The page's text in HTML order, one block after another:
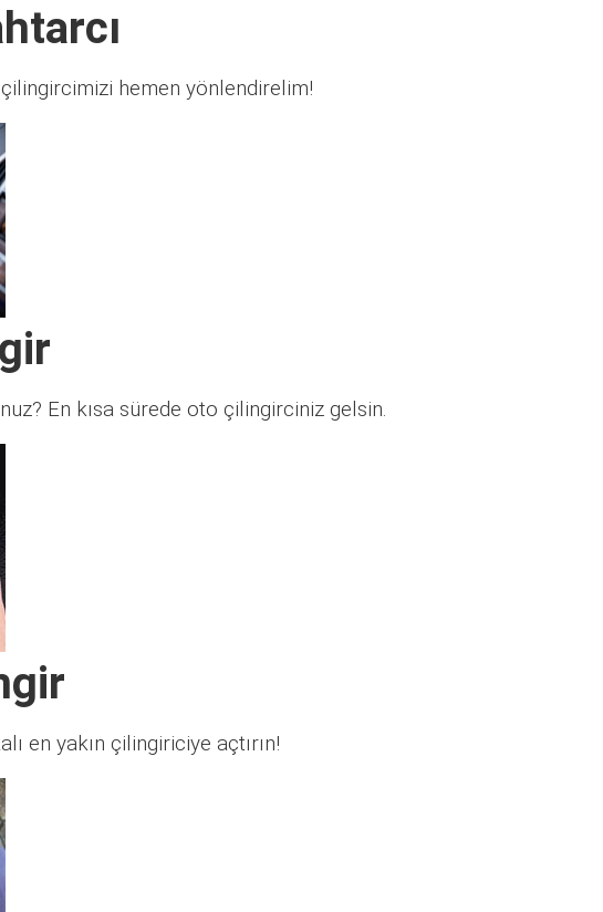
çilingircimizi hemen yönlendirelim!
En kısa sürede oto çilingirciniz gelsin.
en yakın çilingiriciye açtırın!